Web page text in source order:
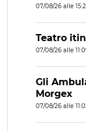
07/08/26 alle
Teatro
07/08/26 alle
Gli
Morgex
07/08/26 alle